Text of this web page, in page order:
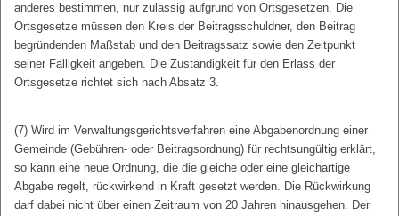
anderes bestimmen, nur zulässig aufgrund von Ortsgesetzen. Die
Ortsgesetze müssen den Kreis der Beitragsschuldner, den Beitrag
begründenden Maßstab und den Beitragssatz sowie den Zeitpunkt
seiner Fälligkeit angeben. Die Zuständigkeit für den Erlass der
Ortsgesetze richtet sich nach Absatz 3.
(7) Wird im Verwaltungsgerichtsverfahren eine Abgabenordnung einer
Gemeinde (Gebühren- oder Beitragsordnung) für rechtsungültig erklärt,
so kann eine neue Ordnung, die die gleiche oder eine gleichartige
Abgabe regelt, rückwirkend in Kraft gesetzt werden. Die Rückwirkung
darf dabei nicht über einen Zeitraum von 20 Jahren hinausgehen. Der